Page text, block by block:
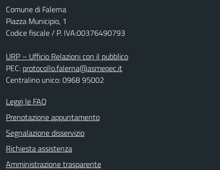
Comune di Falerna
Piazza Municipio, 1
Codice fiscale / P. IVA:00376490793
URP – Ufficio Relazioni con il pubblico
PEC: protocollo.falerna@asmepec.it
Centralino unico: 0968 95002
Leggi le FAQ
Prenotazione appuntamento
Segnalazione disservizio
Richiesta assistenza
Amministrazione trasparente